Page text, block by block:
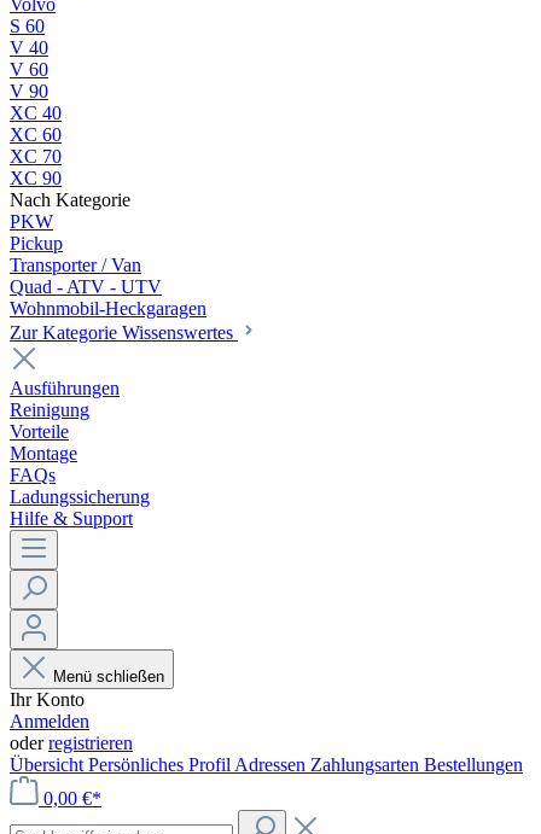
Volvo
S 60
V 40
V 60
V 90
XC 40
XC 60
XC 70
XC 90
Nach Kategorie
PKW
Pickup
Transporter / Van
Quad - ATV - UTV
Wohnmobil-Heckgaragen
Zur Kategorie Wissenswertes
Ausführungen
Reinigung
Vorteile
Montage
FAQs
Ladungssicherung
Hilfe & Support
Menü schließen
Ihr Konto
Anmelden
oderregistrieren
Übersicht Persönliches Profil Adressen Zahlungsarten Bestellungen
0,00 €*